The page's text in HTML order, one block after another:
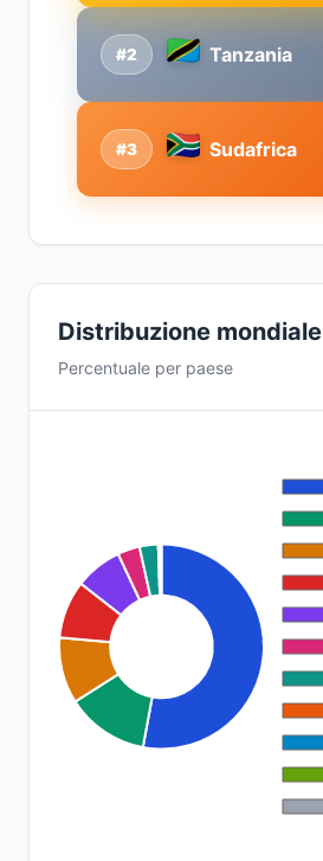
#2 Tanzania
#3 Sudafrica
Distribuzione mondiale
Percentuale per paese